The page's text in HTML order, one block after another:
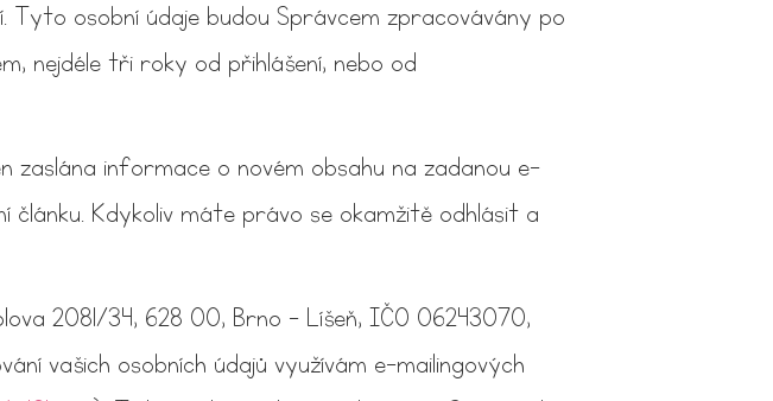
Tyto osobní údaje budou Správcem zpracovávány po
nejdéle tři roky od přihlášení, nebo od
zaslána informace o novém obsahu na zadanou e-
článku. Kdykoliv máte právo se okamžitě odhlásit a
2081/34, 628 00, Brno - Líšeň, IČO 06243070,
vašich osobních údajů využívám e-mailingových